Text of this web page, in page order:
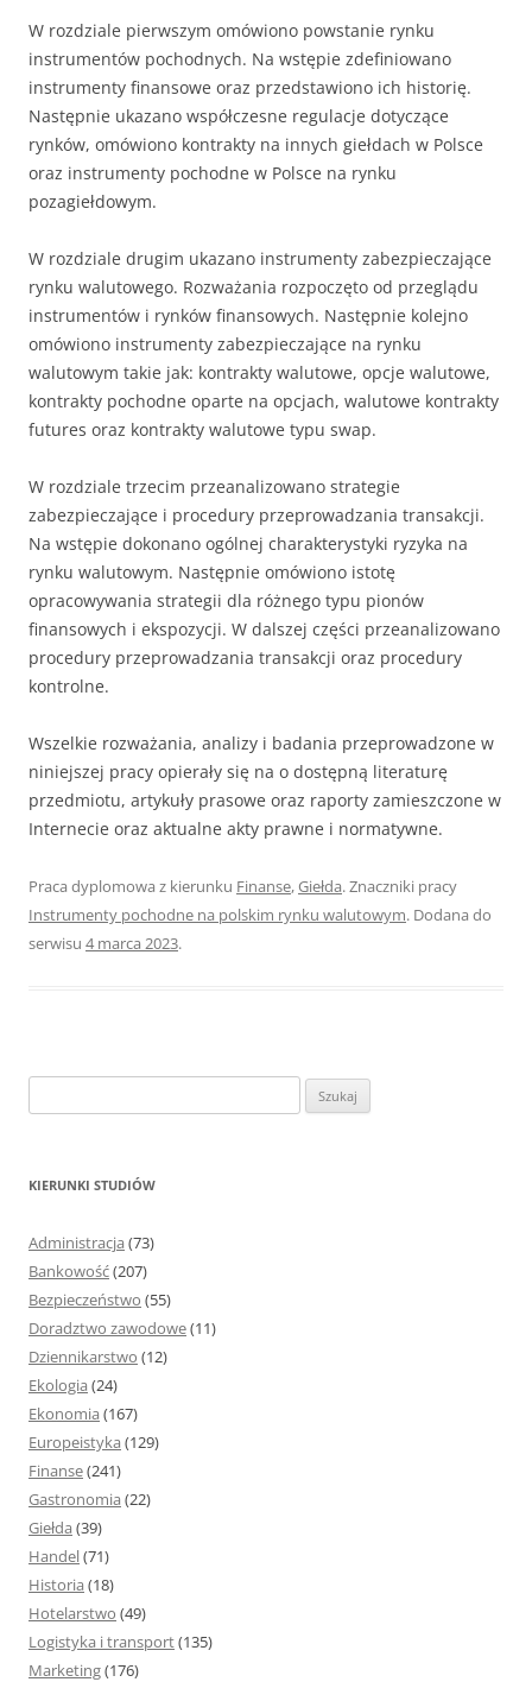
W rozdziale pierwszym omówiono powstanie rynku
instrumentów pochodnych. Na wstępie zdefiniowano
instrumenty finansowe oraz przedstawiono ich historię.
Następnie ukazano współczesne regulacje dotyczące
rynków, omówiono kontrakty na innych giełdach w Polsce
oraz instrumenty pochodne w Polsce na rynku
pozagiełdowym.
W rozdziale drugim ukazano instrumenty zabezpieczające
rynku walutowego. Rozważania rozpoczęto od przeglądu
instrumentów i rynków finansowych. Następnie kolejno
omówiono instrumenty zabezpieczające na rynku
walutowym takie jak: kontrakty walutowe, opcje walutowe,
kontrakty pochodne oparte na opcjach, walutowe kontrakty
futures oraz kontrakty walutowe typu swap.
W rozdziale trzecim przeanalizowano strategie
zabezpieczające i procedury przeprowadzania transakcji.
Na wstępie dokonano ogólnej charakterystyki ryzyka na
rynku walutowym. Następnie omówiono istotę
opracowywania strategii dla różnego typu pionów
finansowych i ekspozycji. W dalszej części przeanalizowano
procedury przeprowadzania transakcji oraz procedury
kontrolne.
Wszelkie rozważania, analizy i badania przeprowadzone w
niniejszej pracy opierały się na o dostępną literaturę
przedmiotu, artykuły prasowe oraz raporty zamieszczone w
Internecie oraz aktualne akty prawne i normatywne.
Praca dyplomowa z kierunku Finanse,Giełda. Znaczniki pracy
Instrumenty pochodne na polskim rynku walutowym. Dodana do
serwisu 4 marca 2023.
z
KIERUNKI STUDIÓW
Administracja (73)
Bankowość(207)
Bezpieczeństwo (55)
Doradztwo zawodowe(11)
Dziennikarstwo (12)
Ekologia (24)
Ekonomia (167)
Europeistyka (129)
Finanse(241)
Gastronomia (22)
Giełda (39)
Handel(71)
Historia (18)
Hotelarstwo (49)
Logistyka i transport(135)
Marketing(176)